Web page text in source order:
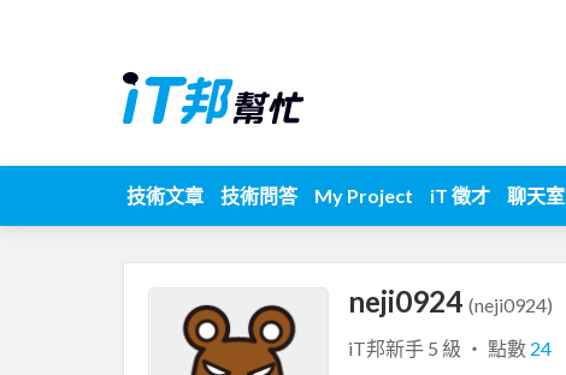
技術文章 技術問答 My Project iT 徵才 聊天室
neji0924 (neji0924)
iT邦新手 5 級 ‧ 點數 24